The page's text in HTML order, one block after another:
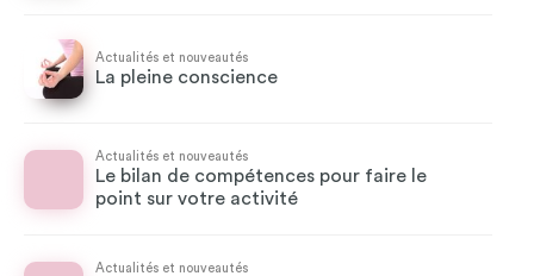
Actualités et nouveautés
La pleine conscience
Actualités et nouveautés
Le bilan de compétences pour faire le
point sur votre activité
Actualités et nouveautés